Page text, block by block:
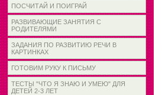
ПОСЧИТАЙ И ПОИГРАЙ
РАЗВИВАЮЩИЕ ЗАНЯТИЯ С
РОДИТЕЛЯМИ
ЗАДАНИЯ ПО РАЗВИТИЮ РЕЧИ В
КАРТИНКАХ
ГОТОВИМ РУКУ К ПИСЬМУ
ТЕСТЫ "ЧТО Я ЗНАЮ И УМЕЮ" ДЛЯ
ДЕТЕЙ 2-3 ЛЕТ